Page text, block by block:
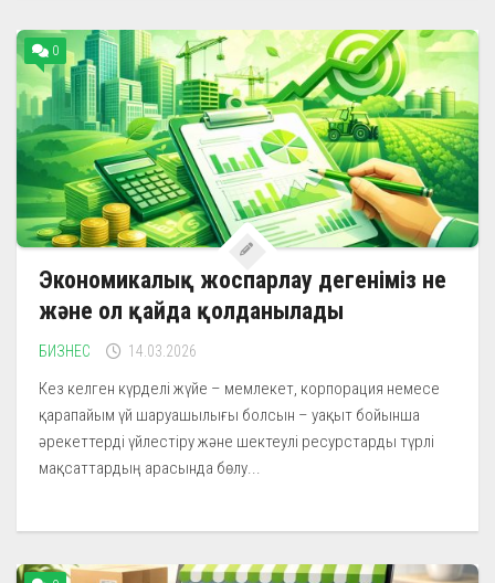
0
Экономикалық жоспарлау дегеніміз не
және ол қайда қолданылады
БИЗНЕС 14.03.2026
Кез келген күрделі жүйе – мемлекет, корпорация немесе
қарапайым үй шаруашылығы болсын – уақыт бойынша
әрекеттерді үйлестіру және шектеулі ресурстарды түрлі
мақсаттардың арасында бөлу...